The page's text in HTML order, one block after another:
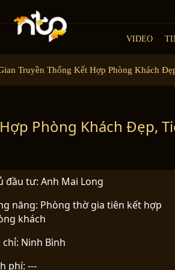
VIDEO
Truyền Thống Kết Hợp Phòng Khách
Phòng Khách Đẹp,
đầu tư: Anh Mai Long
năng: Phòng thờ gia tiên kết hợp
khách
Ninh Bình
phí: ---